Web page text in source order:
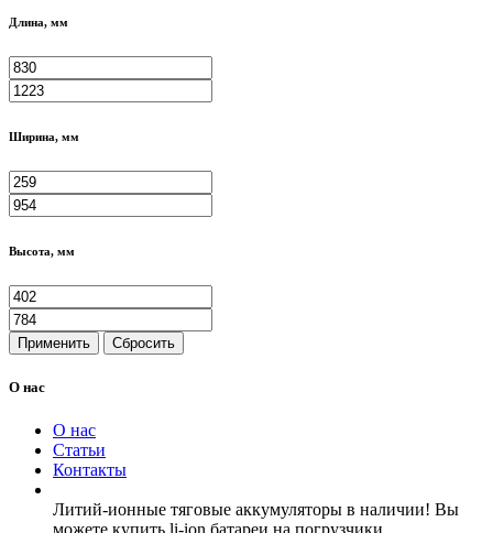
Длина, мм
Ширина, мм
Высота, мм
Применить Сбросить
О нас
О нас
Статьи
Контакты
Литий-ионные тяговые аккумуляторы в наличии! Вы